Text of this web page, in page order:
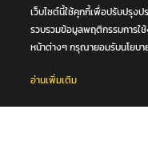
ปลอมจำนวน 535 ฉบับ รัฐเ
เว็บไซต์นี้ใช้คุกกี้เพื่อปรับปรุงป
รวบรวมข้อมูลพฤติกรรมการใช้
หน้าต่างๆ กรุณายอมรับนโยบา
อ่านเพิ่มเติม